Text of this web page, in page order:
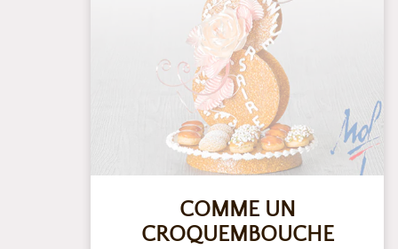
COMME UN
CROQUEMBOUCHE